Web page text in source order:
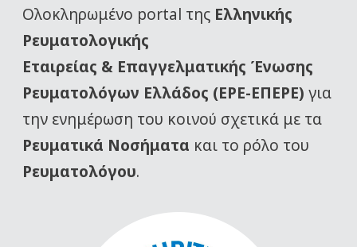
Oλοκληρωμένο portal της Ελληνικής
Ρευματολογικής
Εταιρείας & Επαγγελματικής Ένωσης
Ρευματολόγων Ελλάδος (ΕΡΕ-ΕΠΕΡΕ) για
την ενημέρωση του κοινού σχετικά με τα
Ρευματικά Νοσήματα και το ρόλο του
Ρευματολόγου.